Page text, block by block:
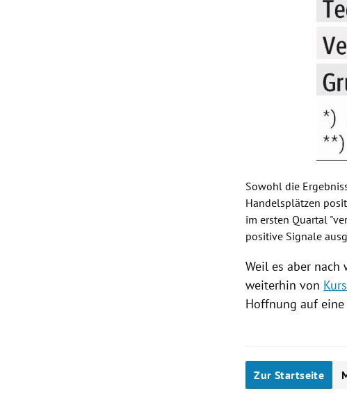
Sowohl die
Handelsplätzen
im ersten Quartal
positive Signale
Weil es aber
weiterhin von
Hoffnung auf
Zur Startseite